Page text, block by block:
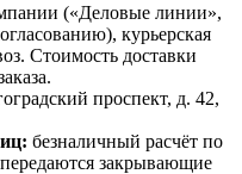
(«Деловые линии»,
курьерская
Стоимость доставки
проспект, д. 42,
безналичный расчёт по
закрывающие